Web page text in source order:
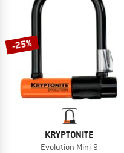
-25%
KRYPTONITE
Evolution Mini-9